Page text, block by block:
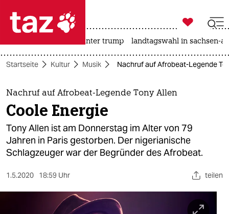
 taz zahl ich
taz zahl ich
themen
politik
öko
gesellschaft

taz zahl ich
usa unter trump landtagswahl in sachsen-
Startseite Kultur Musik Nachruf auf Afrobeat-Legende
Nachruf auf Afrobeat-Legende Tony Allen
Coole Energie
Tony Allen ist am Donnerstag im Alter von 79
Jahren in Paris gestorben. Der nigerianische
Schlagzeuger war der Begründer des Afrobeat.
1.5.2020 18:59 Uhr teilen